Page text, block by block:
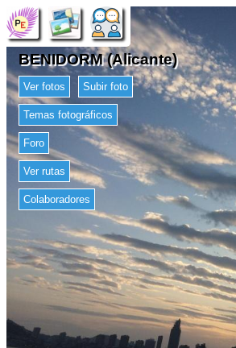
BENIDORM (Alicante)
Ver fotos Subir foto
Temas fotográficos
Foro
Ver rutas
Colaboradores